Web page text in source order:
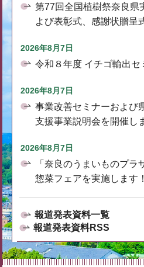
第77回全国植樹祭奈良県
よび表彰式、感謝状贈呈
2026年8月7日
令和８年度 イチゴ輸出セ
2026年8月7日
事業改善セミナーおよび
支援事業説明会を開催し
2026年8月7日
「奈良のうまいものプ
惣菜フェアを実施します！
報道発表資料一覧
報道発表資料RSS